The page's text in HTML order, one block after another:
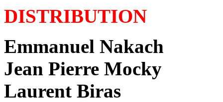
DISTRIBUTION
Emmanuel Nakach
Jean Pierre Mocky
Laurent Biras